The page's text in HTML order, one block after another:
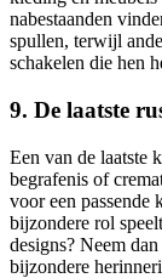
nabestaanden
spullen, terwijl
schakelen die hen
9. De laatste
Een van de laatste
begrafenis of
voor een passende
bijzondere rol
designs? Neem
bijzondere